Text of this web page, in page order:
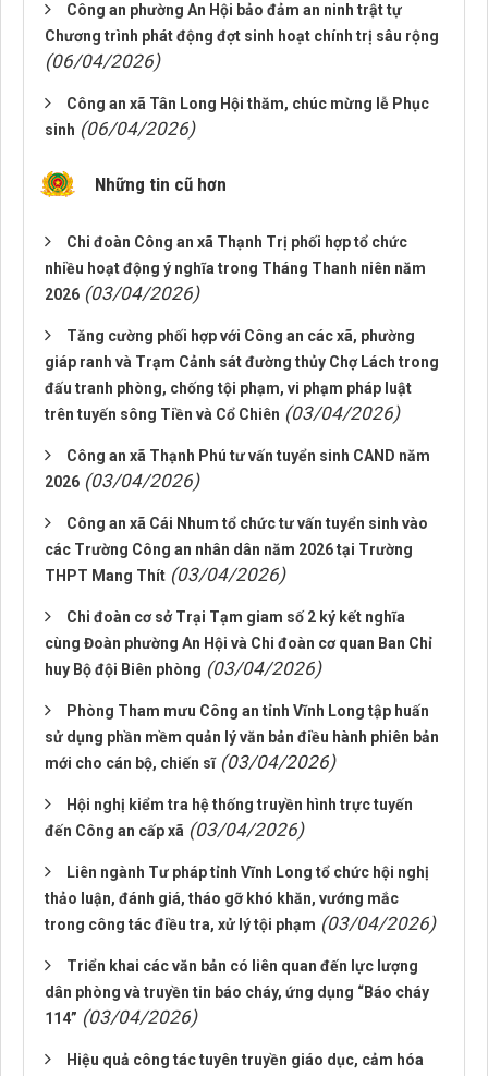
Công an phường An Hội bảo đảm an ninh trật tự
Chương trình phát động đợt sinh hoạt chính trị sâu rộng
(06/04/2026)
Công an xã Tân Long Hội thăm, chúc mừng lễ Phục
sinh (06/04/2026)
Những tin cũ hơn
Chi đoàn Công an xã Thạnh Trị phối hợp tổ chức
nhiều hoạt động ý nghĩa trong Tháng Thanh niên năm
2026 (03/04/2026)
Tăng cường phối hợp với Công an các xã, phường
giáp ranh và Trạm Cảnh sát đường thủy Chợ Lách trong
đấu tranh phòng, chống tội phạm, vi phạm pháp luật
trên tuyến sông Tiền và Cổ Chiên (03/04/2026)
Công an xã Thạnh Phú tư vấn tuyển sinh CAND năm
2026 (03/04/2026)
Công an xã Cái Nhum tổ chức tư vấn tuyển sinh vào
các Trường Công an nhân dân năm 2026 tại Trường
THPT Mang Thít (03/04/2026)
Chi đoàn cơ sở Trại Tạm giam số 2 ký kết nghĩa
cùng Đoàn phường An Hội và Chi đoàn cơ quan Ban Chỉ
huy Bộ đội Biên phòng (03/04/2026)
Phòng Tham mưu Công an tỉnh Vĩnh Long tập huấn
sử dụng phần mềm quản lý văn bản điều hành phiên bản
mới cho cán bộ, chiến sĩ (03/04/2026)
Hội nghị kiểm tra hệ thống truyền hình trực tuyến
đến Công an cấp xã (03/04/2026)
Liên ngành Tư pháp tỉnh Vĩnh Long tổ chức hội nghị
thảo luận, đánh giá, tháo gỡ khó khăn, vướng mắc
trong công tác điều tra, xử lý tội phạm (03/04/2026)
Triển khai các văn bản có liên quan đến lực lượng
dân phòng và truyền tin báo cháy, ứng dụng “Báo cháy
114” (03/04/2026)
Hiệu quả công tác tuyên truyền giáo dục, cảm hóa